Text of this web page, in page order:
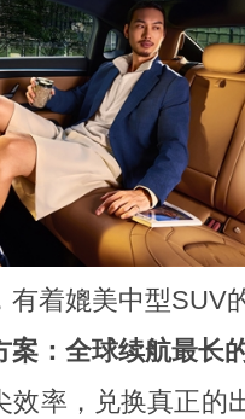
有着媲美中型SUV
案：全球续航最长
效率，兑换真正的